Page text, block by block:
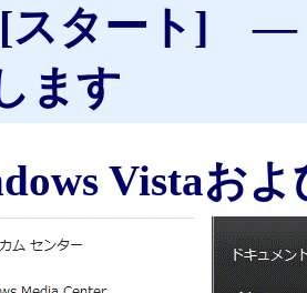
[スタート]
ます
Vistaお